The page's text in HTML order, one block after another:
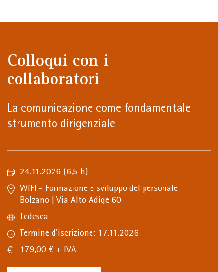
Colloqui con i
collaboratori
La comunicazione come fondamentale
strumento dirigenziale
24.11.2026 (6,5 h)
WIFI - Formazione e sviluppo del personale
Bolzano | Via Alto Adige 60
Tedesca
Termine d'iscrizione: 17.11.2026
179,00 € + IVA